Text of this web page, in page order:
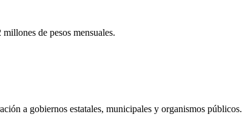
de pesos mensuales.
a gobiernos estatales, municipales y organismos públicos.